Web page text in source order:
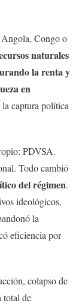
Angola, Congo o
naturales
la renta y
en
captura política
PDVSA.
Todo cambió
del régimen.
ideológicos,
la
eficiencia por
colapso de
total de